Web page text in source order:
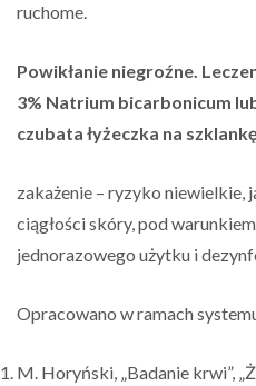
ruchome.
Powikłanie niegroźne.
3% Natrium bicarbonicum
czubata łyżeczka na
zakażenie – ryzyko niewielkie,
ciągłości skóry, pod
jednorazowego użytku i
Opracowano w ramach
M. Horyński, „Badanie krwi”,